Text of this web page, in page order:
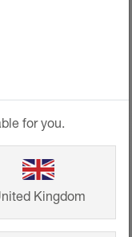
projekt
se jedná
v přízemí
for you.
Kingdom